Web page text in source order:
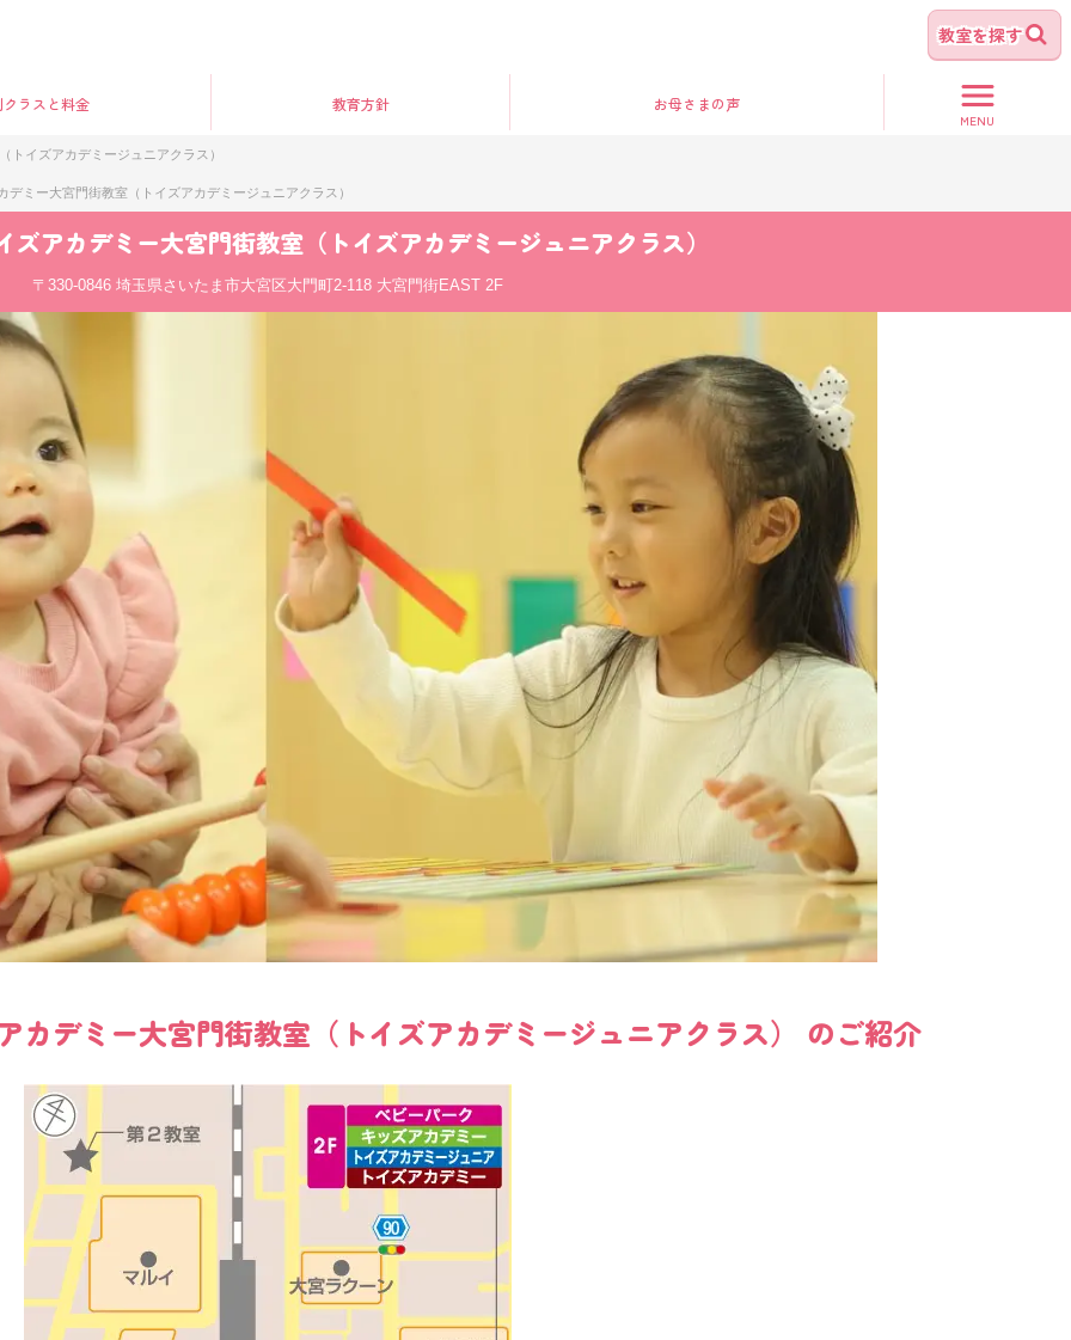
教室を探す
ラス と料金 教育方針 お母さまの声
MENU
トイズアカデミージュニアクラス）
デミー大宮門街教室（トイズアカデミージュニアクラス）
ズアカデミー大宮門街教室（トイズアカデミージュニアクラス）
〒330-0846 埼玉県さいたま市大宮区大門町2-118 大宮門街EAST 2F
カデミー大宮門街教室（トイズアカデミージュニアクラス） のご紹介